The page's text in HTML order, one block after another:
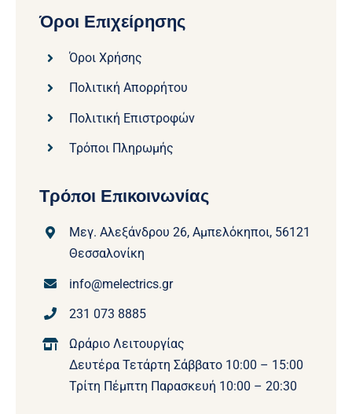
Όροι Επιχείρησης
Όροι Χρήσης
Πολιτική Απορρήτου
Πολιτική Επιστροφών
Τρόποι Πληρωμής
Τρόποι Επικοινωνίας
Μεγ. Αλεξάνδρου 26, Αμπελόκηποι, 56121
Θεσσαλονίκη
info@melectrics.gr
231 073 8885
Ωράριο Λειτουργίας
Δευτέρα Τετάρτη Σάββατο 10:00 – 15:00
Τρίτη Πέμπτη Παρασκευή 10:00 – 20:30